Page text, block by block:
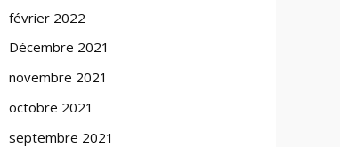
février 2022
Décembre 2021
novembre 2021
octobre 2021
septembre 2021